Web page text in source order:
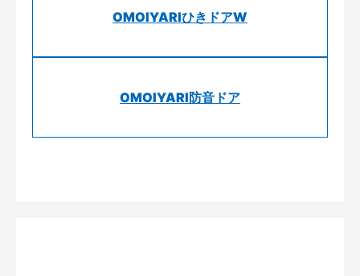
OMOIYARIひきドアW
OMOIYARI防音ドア